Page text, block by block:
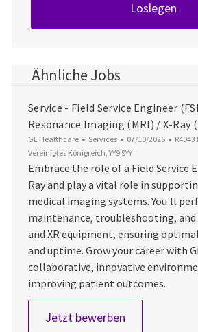
Loslegen
Ähnliche Jobs
Service - Field Service Engineer
Resonance Imaging (MRI) / X-Ray
GE Healthcare Kategorie
Services Datum der
07/10/2026 Job-ID
Vereinigtes Königreich, YY9 9YY
Embrace the role of a Field Service
Ray and play a vital role in
medical imaging systems. You'll
maintenance, troubleshooting, and
and XR equipment, ensuring
and uptime. Grow your career with
collaborative, innovative
improving patient outcomes.
Jetzt bewerbenService -